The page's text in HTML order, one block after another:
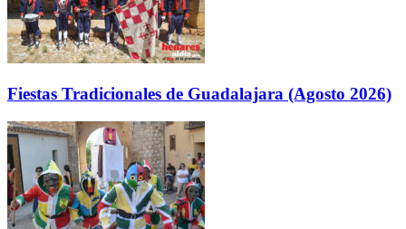
Fiestas Tradicionales de Guadalajara (Agosto 2026)